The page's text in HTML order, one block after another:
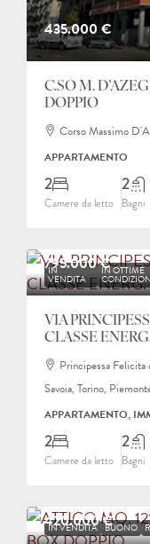
435.000 €
C.SO M.
DOPPIO
Corso Massimo
APPARTAMENTO
2
Camere da letto
2
Bagni
IN
VENDITA
IN OTTIME
795.000 €
VIA
CLASSE
Principessa Felicita
Savoia, Torino,
APPARTAMENTO,
2
Camere da letto
2
Bagni
IN VENDITA BUONO
420.000 €